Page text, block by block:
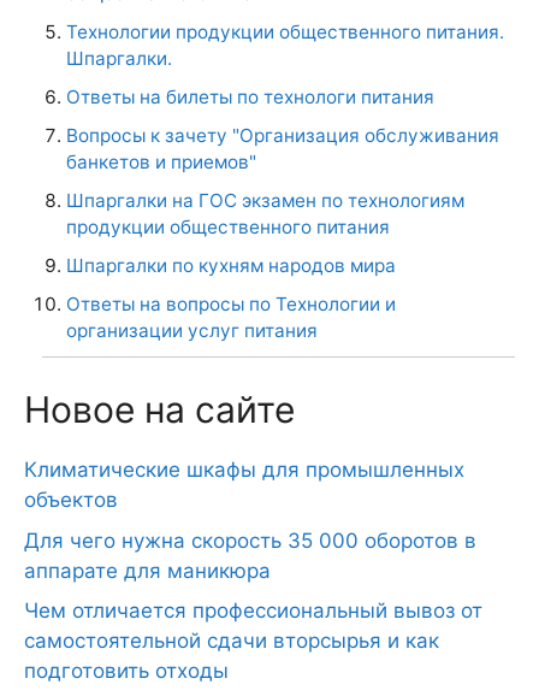
Технологии продукции общественного питания.
Шпаргалки.
Ответы на билеты по технологи питания
Вопросы к зачету "Организация обслуживания
банкетов и приемов"
Шпаргалки на ГОС экзамен по технологиям
продукции общественного питания
Шпаргалки по кухням народов мира
Ответы на вопросы по Технологии и
организации услуг питания
Новое на сайте
Климатические шкафы для промышленных
объектов
Для чего нужна скорость 35 000 оборотов в
аппарате для маникюра
Чем отличается профессиональный вывоз от
самостоятельной сдачи вторсырья и как
подготовить отходы